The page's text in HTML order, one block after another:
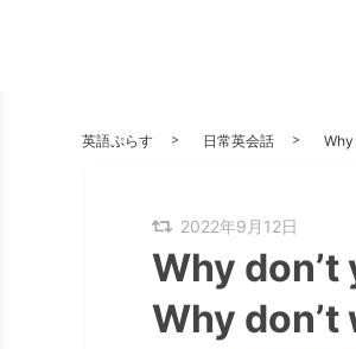
英語ぷらす 日常英会話 Why
2022年9月12日
Why don’t
Why don’t